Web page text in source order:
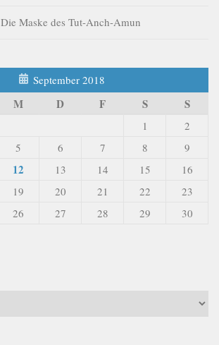
Die Maske des Tut-Anch-Amun
September 2018
M D F S S
1
2
5 6 7 8
9
12 13 14 15
16
19 20 21 22
23
26 27 28 29 30